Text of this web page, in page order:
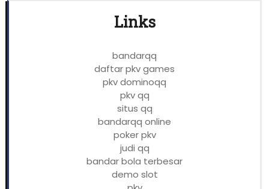
Links
bandarqq
daftar pkv games
pkv dominoqq
pkv qq
situs qq
bandarqq online
poker pkv
judi qq
bandar bola terbesar
demo slot